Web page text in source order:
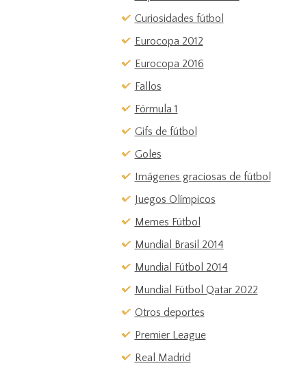
Curiosidades fútbol
Eurocopa 2012
Eurocopa 2016
Fallos
Fórmula 1
Gifs de fútbol
Goles
Imágenes graciosas de fútbol
Juegos Olímpicos
Memes Fútbol
Mundial Brasil 2014
Mundial Fútbol 2014
Mundial Fútbol Qatar 2022
Otros deportes
Premier League
Real Madrid